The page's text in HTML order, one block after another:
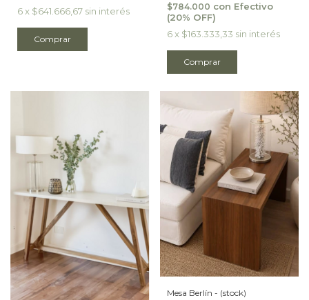
6x $641.666,67 sin interés $784.000 con Efectivo
6 x $163.333,33 sin interés
Comprar
Mesa Berlín - (stock)